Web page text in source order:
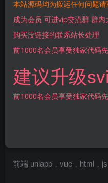
会员免费
具体没有测试，感兴趣的可
前端 uniapp，vue，html，
本站源码均为搬运任何问题
成为会员 可进vip交流群 群
购买没链接的联系站长处理
前1000名会员享受独家代码
建议升级
前1000名会员享受独家代码